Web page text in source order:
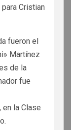
Cristian
fueron el
Martínez
de la
fue
en la Clase